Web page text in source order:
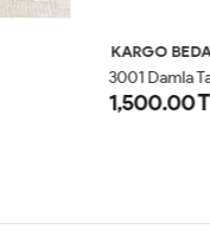
KARGO BEDAVA
3001 Damla Takım Mor
1,500.00 TL